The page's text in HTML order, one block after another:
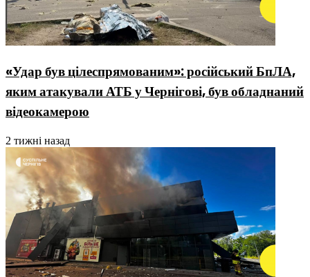
«Удар був цілеспрямованим»: російський БпЛА,
яким атакували АТБ у Чернігові, був обладнаний
відеокамерою
2 тижні назад